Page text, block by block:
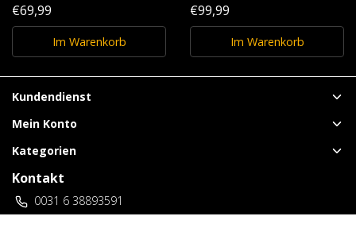
€69,99
Im Warenkorb
€99,99
Im Warenkorb
Kundendienst
Mein Konto
Kategorien
Kontakt
0031 6 38893591
vuurwerklangenberg@gmail.com